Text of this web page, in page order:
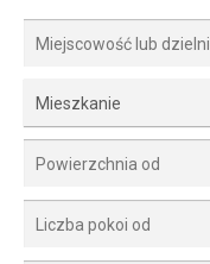
Mieszkanie